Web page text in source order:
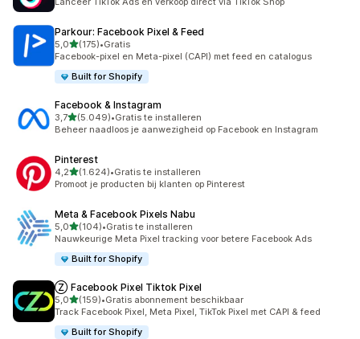
Parkour: Facebook Pixel & Feed
5,0van 5 sterren
(175)
175 recensies in totaal
•Gratis
Facebook-pixel en Meta-pixel (CAPI) met feed en catalogus
Built for Shopify
Facebook & Instagram
3,7van 5 sterren
(5.049)
5049 recensies in totaal
•Gratis te installeren
Beheer naadloos je aanwezigheid op Facebook en Instagram
Pinterest
4,2van 5 sterren
(1.624)
1624 recensies in totaal
•Gratis te installeren
Promoot je producten bij klanten op Pinterest
Meta & Facebook Pixels Nabu
5,0van 5 sterren
(104)
104 recensies in totaal
•Gratis te installeren
Nauwkeurige Meta Pixel tracking voor betere Facebook Ads
Built for Shopify
Ⓩ Facebook Pixel Tiktok Pixel
5,0van 5 sterren
(159)
159 recensies in totaal
•Gratis abonnement beschikbaar
Track Facebook Pixel, Meta Pixel, TikTok Pixel met CAPI & feed
Built for Shopify